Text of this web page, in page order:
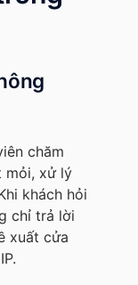
chăm
mỏi, xử lý
khách hỏi
chỉ trả lời
xuất cửa